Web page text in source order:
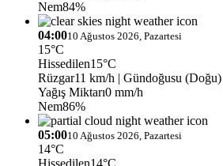
Nem84%
04:0010 Ağustos 2026, Pazartesi
15°C
Hissedilen15°C
Rüzgar11 km/h | Gündoğusu (Doğu)
Yağış Miktarı0 mm/h
Nem86%
05:0010 Ağustos 2026, Pazartesi
14°C
Hissedilen14°C